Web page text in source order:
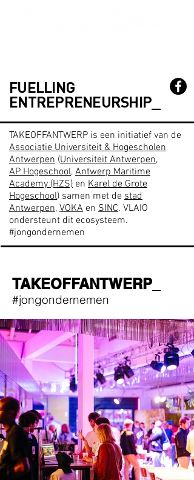
FUELLING
ENTREPRENEURSHIP_
TAKEOFFANTWERP is een initiatief van de
Associatie Universiteit & Hogescholen
Antwerpen (Universiteit Antwerpen,
AP Hogeschool, Antwerp Maritime
Academy (HZS) en Karel de Grote
Hogeschool) samen met de stad
Antwerpen, VOKA en SINC. VLAIO
ondersteunt dit ecosysteem.
#jongondernemen
TAKEOFFANTWERP_
#jongondernemen